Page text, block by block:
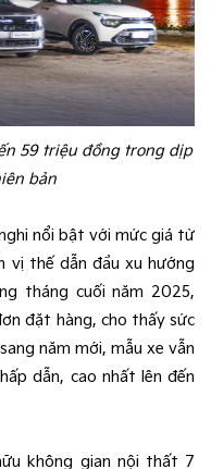
59 triệu đồng trong dịp
bản
nổi bật với mức giá từ
vị thế dẫn đầu xu hướng
tháng cuối năm 2025,
đặt hàng, cho thấy sức
năm mới, mẫu xe vẫn
dẫn, cao nhất lên đến
không gian nội thất 7